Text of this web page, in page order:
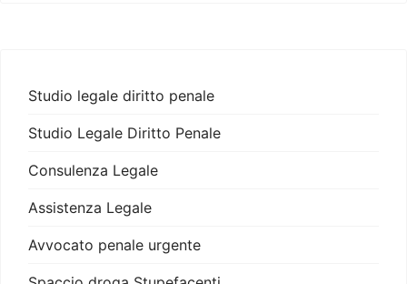
Studio legale diritto penale
Studio Legale Diritto Penale
Consulenza Legale
Assistenza Legale
Avvocato penale urgente